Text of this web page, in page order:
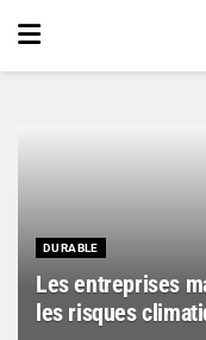
DURABLE
Les entreprises
les risques